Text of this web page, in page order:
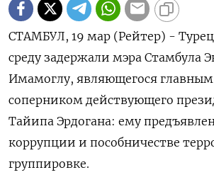
СТАМБУЛ, 19 мар (Рейтер) -
среду задержали мэра Стамбула
Имамоглу, являющегося
соперником действующего
Тайипа Эрдогана: ему
коррупции и пособничестве
группировке.